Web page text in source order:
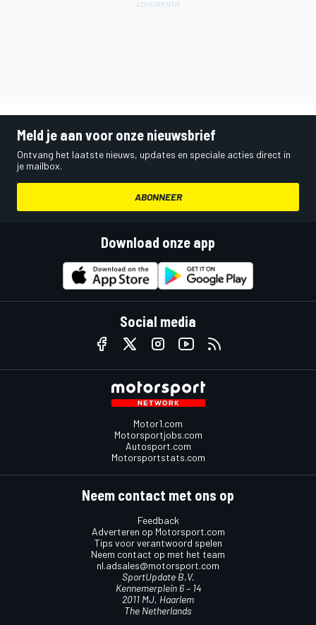
Meld je aan voor onze nieuwsbrief
Ontvang het laatste nieuws, updates en speciale acties direct in
je mailbox.
ABONNEER
Download onze app
Social media
Motor1.com
Motorsportjobs.com
Autosport.com
Motorsportstats.com
Neem contact met ons op
Feedback
Adverteren op Motorsport.com
Tips voor verantwoord spelen
Neem contact op met het team
nl.adsales@motorsport.com
SportUpdate B.V.
Kennemerplein 6 – 14
2011 MJ, Haarlem
The Netherlands